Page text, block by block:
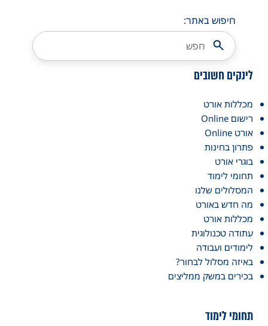
חיפוש באתר:
לינקים חשובים
מכללות אורט
רישום Online
אורט Online
פתרון בחינות
בוגרי אורט
תחומי לימוד
המסלולים שלנו
מה חדש באורט
מכללות אורט
עתודה טכנולוגית
לימודים ועבודה
באיזה מסלול לבחור?
בכירים במשק ממליצים
תחומי לימוד